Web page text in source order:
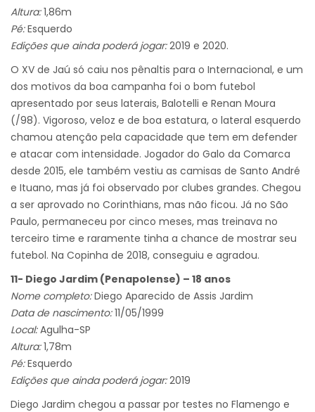
Altura:1,86m
Pé:Esquerdo
Edições que ainda poderá jogar:2019 e 2020.
O XV de Jaú só caiu nos pênaltis para o Internacional, e um
dos motivos da boa campanha foi o bom futebol
apresentado por seus laterais, Balotelli e Renan Moura
(/98). Vigoroso, veloz e de boa estatura, o lateral esquerdo
chamou atenção pela capacidade que tem em defender
e atacar com intensidade. Jogador do Galo da Comarca
desde 2015, ele também vestiu as camisas de Santo André
e Ituano, mas já foi observado por clubes grandes. Chegou
a ser aprovado no Corinthians, mas não ficou. Já no São
Paulo, permaneceu por cinco meses, mas treinava no
terceiro time e raramente tinha a chance de mostrar seu
futebol. Na Copinha de 2018, conseguiu e agradou.
11- Diego Jardim (Penapolense) – 18 anos
Nome completo:Diego Aparecido de Assis Jardim
Data de nascimento:11/05/1999
Local:Agulha-SP
Altura:1,78m
Pé:Esquerdo
Edições que ainda poderá jogar:2019
Diego Jardim chegou a passar por testes no Flamengo e